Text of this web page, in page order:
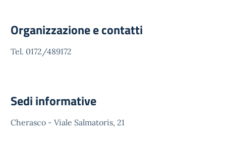
Organizzazione e contatti
Tel. 0172/489172
Sedi informative
Cherasco - Viale Salmatoris, 21